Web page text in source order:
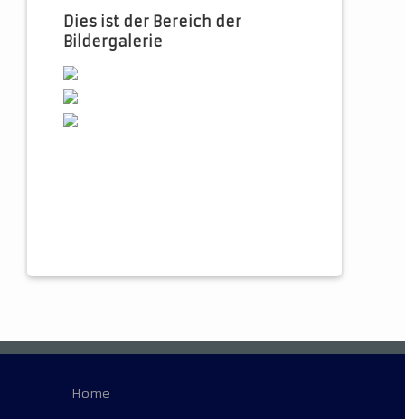
Dies ist der Bereich der
Bildergalerie
Home